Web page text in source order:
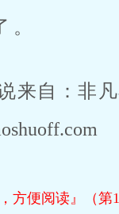
。
来自：非
方便阅读』（第